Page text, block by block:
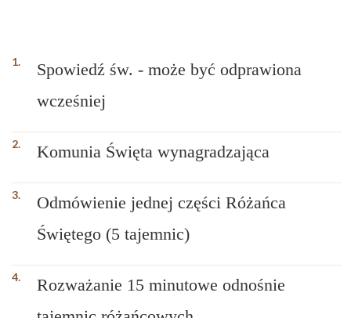
Spowiedź św. - może być odprawiona
wcześniej
Komunia Święta wynagradzająca
Odmówienie jednej części Różańca
Świętego (5 tajemnic)
Rozważanie 15 minutowe odnośnie